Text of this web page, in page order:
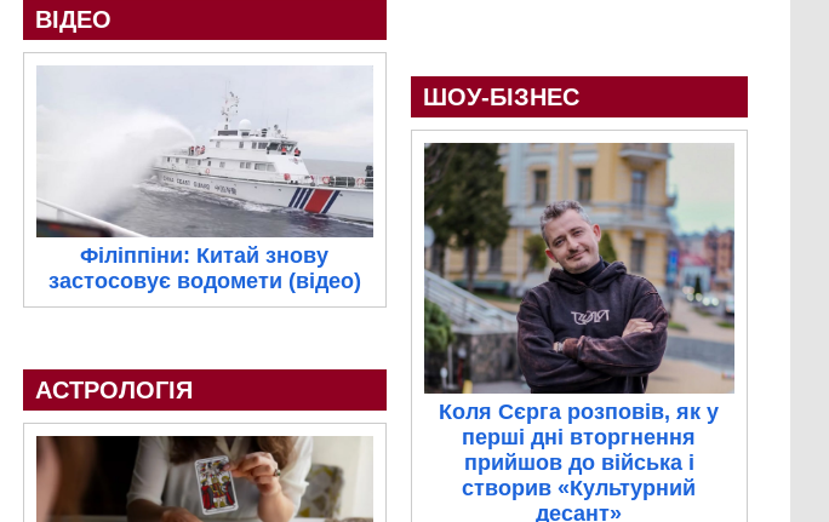
ВІДЕО
Філіппіни: Китай знову
застосовує водомети (відео)
АСТРОЛОГІЯ
ШОУ-БІЗНЕС
Коля Сєрга розповів, як у
перші дні вторгнення
прийшов до війська і
створив «Культурний
десант»